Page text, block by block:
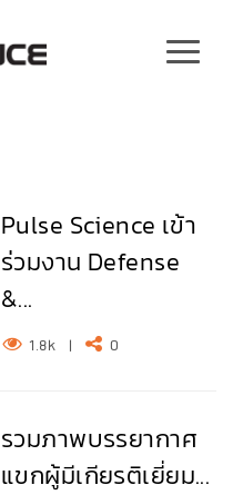
Pulse Science เข้า
ร่วมงาน Defense
&...
1.8k | 0
รวมภาพบรรยากาศ
แขกผู้มีเกียรติเยี่ยม...